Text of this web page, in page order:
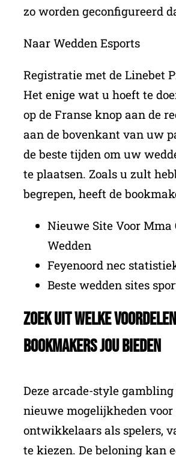
zo worden geconfigureerd
Naar Wedden Esports
Registratie met de Linebet
Het enige wat u hoeft te
op de Franse knop aan de
aan de bovenkant van uw
de beste tijden om uw
te plaatsen. Zoals u zult
begrepen, heeft de
Nieuwe Site Voor Mma
Wedden
Feyenoord nec
Beste wedden sites
Zoek uit welke
bookmakers jou bieden
Deze arcade-style
nieuwe mogelijkheden
ontwikkelaars als spelers,
te kiezen. De beloning kan